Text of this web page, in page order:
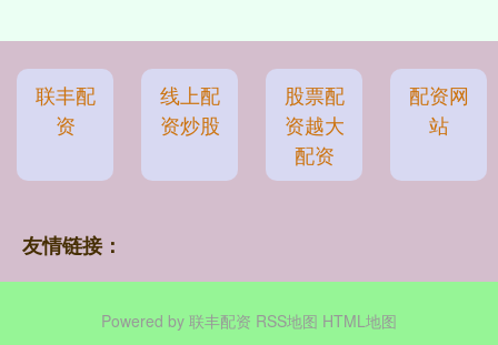
联丰配
资
线上配
资炒股
股票配
资越大
配资
配资网
站
友情链接：
Powered by 联丰配资 RSS地图 HTML地图